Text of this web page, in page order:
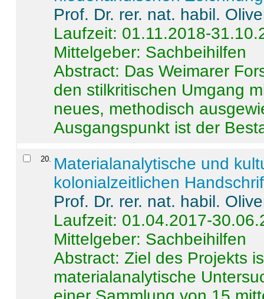
Prof. Dr. rer. nat. habil.
Laufzeit: 01.11.2018-
Mittelgeber: Sachbeihilfen
Abstract: Das Weimarer
den stilkritischen Umgang
neues, methodisch
Ausgangspunkt ist der
20
Materialanalytische und
kolonialzeitlichen
Prof. Dr. rer. nat. habil.
Laufzeit: 01.04.2017-
Mittelgeber: Sachbeihilfen
Abstract:Ziel des Projekts
materialanalytische